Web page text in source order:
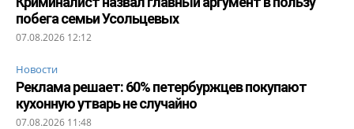
побега семьи Усольцевых
07.08.2026 12:12
Новости
Реклама решает: 60% петербуржцев покупают
кухонную утварь не случайно
07.08.2026 11:48